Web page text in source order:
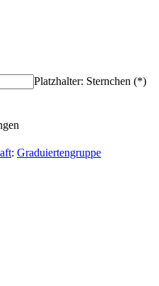
Platzhalter: Sternchen (*)
: Graduiertengruppe